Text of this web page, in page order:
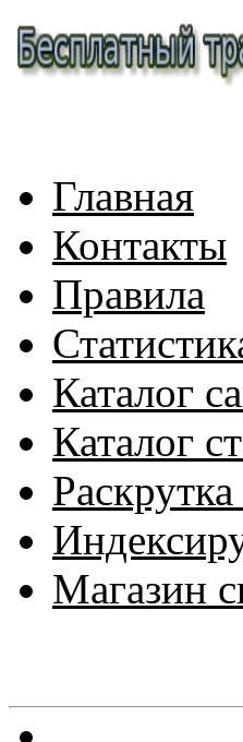
Главная
Контакты
Правила
Каталог
Каталог
Магазин